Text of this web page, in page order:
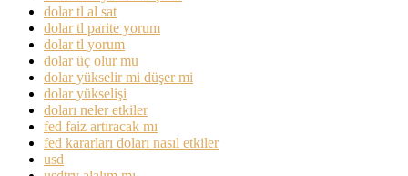
dolar tl al sat
dolar tl parite yorum
dolar tl yorum
dolar üç olur mu
dolar yükselir mi düşer mi
dolar yükselişi
doları neler etkiler
fed faiz artıracak mı
fed kararları doları nasıl etkiler
usd